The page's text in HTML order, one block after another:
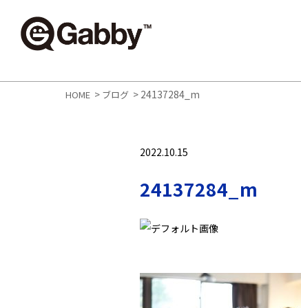
HOME > ブログ > 24137284_m
2022.10.15
24137284_m